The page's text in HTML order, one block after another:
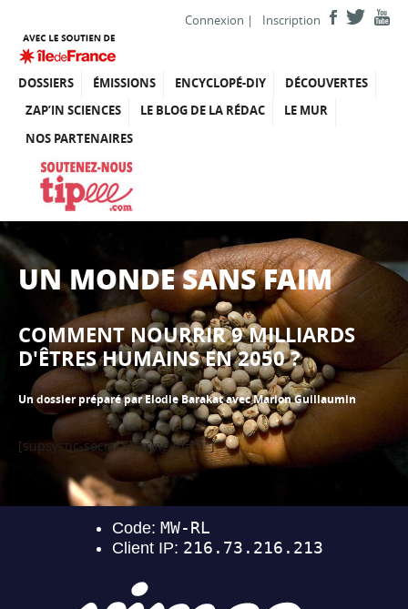
Connexion | Inscription
DOSSIERS ÉMISSIONS ENCYCLOPÉ-DIY
DÉCOUVERTES
ZAP’IN SCIENCES
LE BLOG DE LA RÉDAC
LE MUR
NOS PARTENAIRES
UN MONDE SANS FAIM
COMMENT NOURRIR 9 MILLIARDS
D'ÊTRES HUMAINS EN 2050 ?
Un dossier préparé par Elodie Barakat avec Marion Guillaumin
[supsystic-social-sharing id="1"]